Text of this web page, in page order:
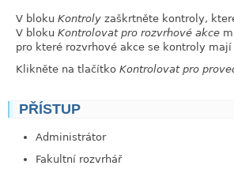
V bloku Kontroly zaškrtněte kontroly,
V bloku Kontrolovat pro rozvrhové akce
pro které rozvrhové akce se kontroly mají
Klikněte na tlačítko Kontrolovat pro
PŘÍSTUP
Administrátor
Fakultní rozvrhář